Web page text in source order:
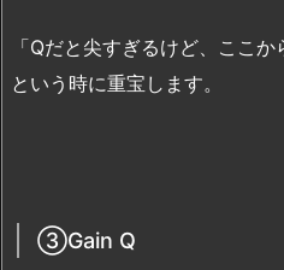
「Qだと尖すぎるけど、ここ
という時に重宝します。
③Gain Q